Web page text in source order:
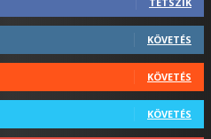
KÖVETÉS
KÖVETÉS
KÖVETÉS